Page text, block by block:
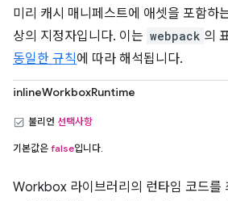
미리 캐시 매니페스트에 애셋을 포함하
상의 지정자입니다. 이는 webpack 의
동일한 규칙에 따라 해석됩니다.
inlineWorkboxRuntime
불리언 선택사항
기본값은 false입니다.
Workbox 라이브러리의 런타임 코드를